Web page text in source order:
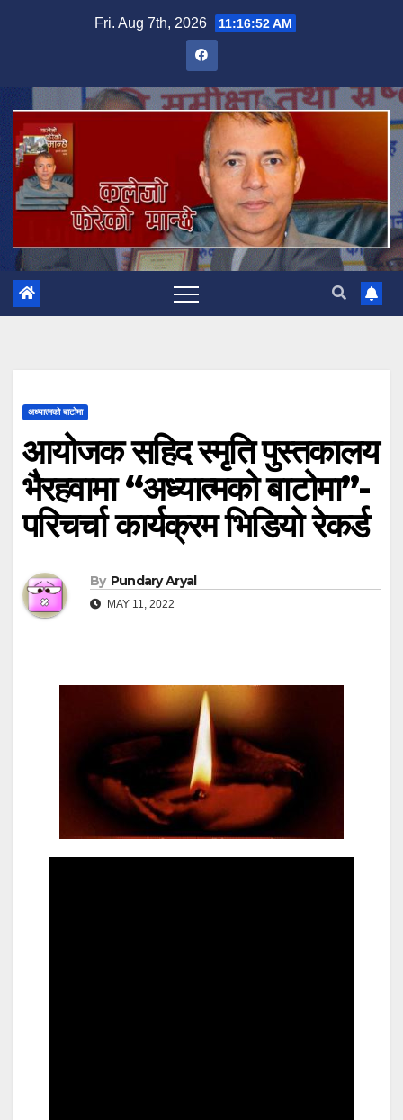
Fri. Aug 7th, 2026 11:16:53 AM
अध्यात्मको बाटोमा
आयोजक सहिद स्मृति पुस्तकालय
भैरहवामा “अध्यात्मको बाटोमा”-
परिचर्चा कार्यक्रम भिडियो रेकर्ड
By Pundary Aryal
MAY 11, 2022